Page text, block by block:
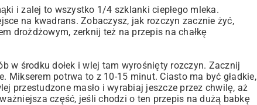
i zalej to wszystko 1/4 szklanki ciepłego mleka.
na kwadrans. Zobaczysz, jak rozczyn zacznie żyć,
drożdżowym, zerknij też na przepis na chałkę
w środku dołek i wlej tam wyrośnięty rozczyn. Zacznij
potrwa to z 10-15 minut. Ciasto ma być gładkie,
przestudzone masło i wyrabiaj jeszcze przez chwilę, aż
część, jeśli chodzi o ten przepis na dużą babkę